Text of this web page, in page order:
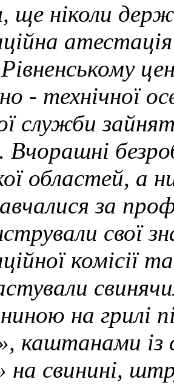
ще ніколи
- технічної
служби
Вчорашні
областей, а
за
свої
комісії
на грилі
каштанами
на свинині,